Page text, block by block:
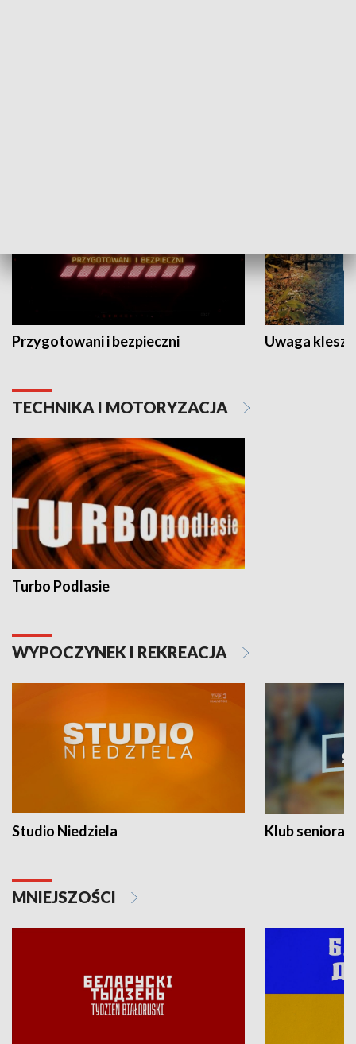
Przygotowani i bezpieczni Uwaga
TECHNIKA I MOTORYZACJA
Turbo Podlasie
WYPOCZYNEK I REKREACJA
Studio Niedziela Klub seniora
MNIEJSZOŚCI